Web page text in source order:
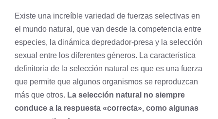
Existe una increíble variedad de fuerzas selectivas en
el mundo natural, que van desde la competencia entre
especies, la dinámica depredador-presa y la selección
sexual entre los diferentes géneros. La característica
definitoria de la selección natural es que es una fuerza
que permite que algunos organismos se reproduzcan
más que otros. La selección natural no siempre
conduce a la respuesta «correcta», como algunas